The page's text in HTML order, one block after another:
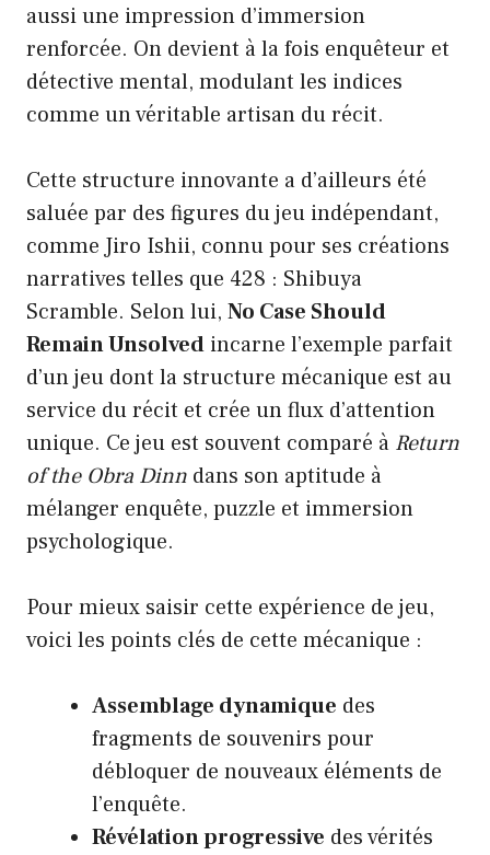
aussi une impression d’immersion
renforcée. On devient à la fois enquêteur et
détective mental, modulant les indices
comme un véritable artisan du récit.
Cette structure innovante a d’ailleurs été
saluée par des figures du jeu indépendant,
comme Jiro Ishii, connu pour ses créations
narratives telles que 428 : Shibuya
Scramble. Selon lui, No Case Should
Remain Unsolved incarne l’exemple parfait
d’un jeu dont la structure mécanique est au
service du récit et crée un flux d’attention
unique. Ce jeu est souvent comparé à Return
of the Obra Dinn dans son aptitude à
mélanger enquête, puzzle et immersion
psychologique.
Pour mieux saisir cette expérience de jeu,
voici les points clés de cette mécanique :
Assemblage dynamique des
fragments de souvenirs pour
débloquer de nouveaux éléments de
l’enquête.
Révélation progressive des vérités